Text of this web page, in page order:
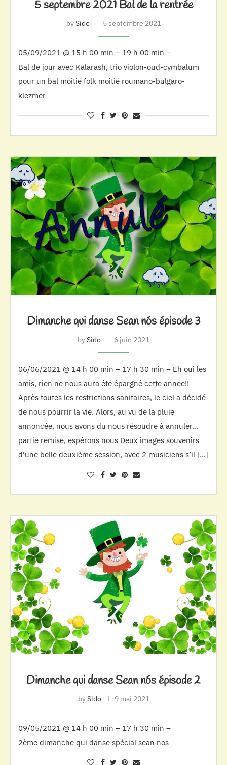
5 septembre 2021 Bal de la rentrée
bySido 5 septembre 2021
05/09/2021 @ 15 h 00 min – 19 h 00 min –
Bal de jour avec Kalarash, trio violon-oud-cymbalum
pour un bal moitié folk moitié roumano-bulgaro-
klezmer
Dimanche qui danse Sean nós épisode 3
bySido 6 juin 2021
06/06/2021 @ 14 h 00 min – 17 h 30 min – Eh oui les
amis, rien ne nous aura été épargné cette année!!
Après toutes les restrictions sanitaires, le ciel a décidé
de nous pourrir la vie. Alors, au vu de la pluie
annoncée, nous avons du nous résoudre à annuler…
partie remise, espérons nous Deux images souvenirs
d’une belle deuxième session, avec 2 musiciens s’il […]
Dimanche qui danse Sean nós épisode 2
bySido 9 mai 2021
09/05/2021 @ 14 h 00 min – 17 h 30 min –
2ème dimanche qui danse spécial sean nos